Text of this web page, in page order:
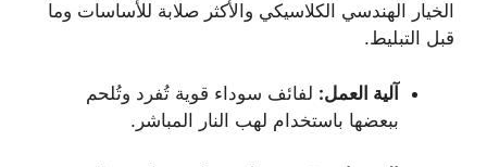
الخيار الهندسي الكلاسيكي والأكثر صلابة للأساسات وما
قبل التبليط.
آلية العمل: لفائف سوداء قوية تُفرد وتُلحم
ببعضها باستخدام لهب النار المباشر.